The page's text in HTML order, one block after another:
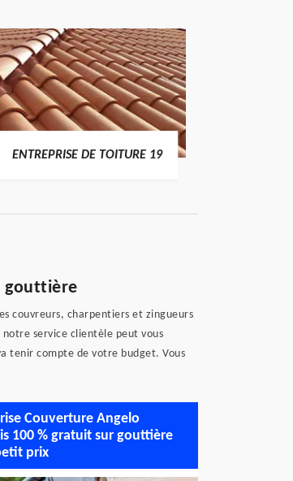
ENTREPRISE DE TOITURE 19
gouttière
couvreurs, charpentiers et zingueurs
service clientèle peut vous
tenir compte de votre budget. Vous
Couverture Angelo
100 % gratuit sur gouttière
prix